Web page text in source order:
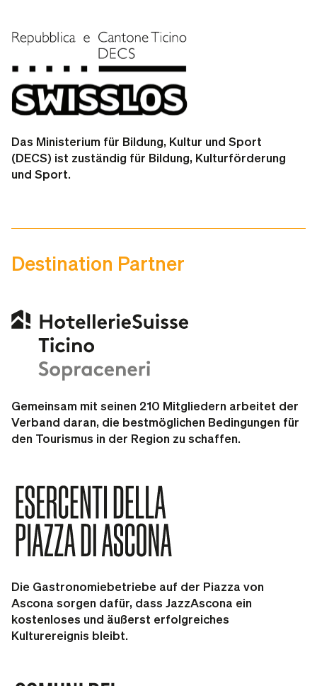
Das Ministerium für Bildung, Kultur und Sport
(DECS) ist zuständig für Bildung, Kulturförderung
und Sport.
Destination Partner
Gemeinsam mit seinen 210 Mitgliedern arbeitet der
Verband daran, die bestmöglichen Bedingungen für
den Tourismus in der Region zu schaffen.
Die Gastronomiebetriebe auf der Piazza von
Ascona sorgen dafür, dass JazzAscona ein
kostenloses und äußerst erfolgreiches
Kulturereignis bleibt.